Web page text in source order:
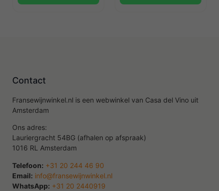
Contact
Fransewijnwinkel.nl is een webwinkel van Casa del Vino uit
Amsterdam
Ons adres:
Lauriergracht 54BG (afhalen op afspraak)
1016 RL Amsterdam
Telefoon: +31 20 244 46 90
Email: info@fransewijnwinkel.nl
WhatsApp: +31 20 2440919